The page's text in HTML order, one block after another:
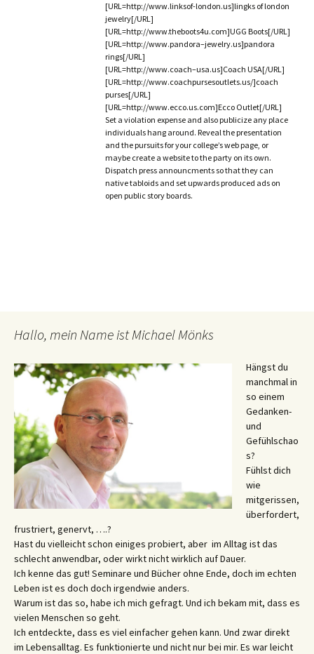
[URL=http://www.linksof-london.us]lingks of london
jewelry[/URL]
[URL=http://www.theboots4u.com]UGG Boots[/URL]
[URL=http://www.pandora–jewelry.us]pandora
rings[/URL]
[URL=http://www.coach–usa.us]Coach USA[/URL]
[URL=http://www.coachpursesoutlets.us/]coach
purses[/URL]
[URL=http://www.ecco.us.com]Ecco Outlet[/URL]
Set a violation expense and also publicize any place
individuals hang around. Reveal the presentation
and the pursuits for your college’s web page, or
maybe create a website to the party on its own.
Dispatch press announcments so that they can
native tabloids and set upwards produced ads on
open public story boards.
Hallo, mein Name ist Michael Mönks
Hängst du
manchmal in
so einem
Gedanken-
und
Gefühlschao
s?
Fühlst dich
wie
mitgerissen,
überfordert,
frustriert, genervt, ….?
Hast du vielleicht schon einiges probiert, aber im Alltag ist das
schlecht anwendbar, oder wirkt nicht wirklich auf Dauer.
Ich kenne das gut! Seminare und Bücher ohne Ende, doch im echten
Leben ist es doch doch irgendwie anders.
Warum ist das so, habe ich mich gefragt. Und ich bekam mit, dass es
vielen Menschen so geht.
Ich entdeckte, dass es viel einfacher gehen kann. Und zwar direkt
im Lebensalltag. Es funktionierte und nicht nur bei mir. Es war leicht